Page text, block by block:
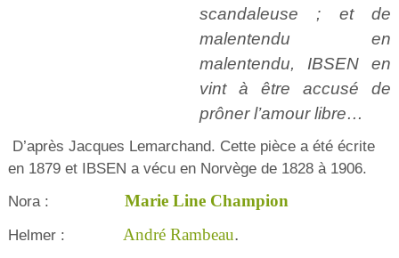
scandaleuse ; et de
malentendu en
malentendu, IBSEN en
vint à être accusé de
prôner l’amour libre…
D’après Jacques Lemarchand. Cette pièce a été écrite
en 1879 et IBSEN a vécu en Norvège de 1828 à 1906.
Nora : Marie Line Champion
Helmer : André Rambeau.